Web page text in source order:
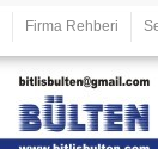
Firma Rehberi